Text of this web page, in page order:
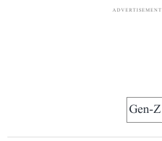
ADVERTISEMENT
Gen-Z